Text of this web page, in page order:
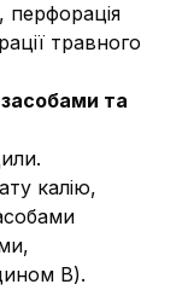
перфорація
травного
та
калію,
В).